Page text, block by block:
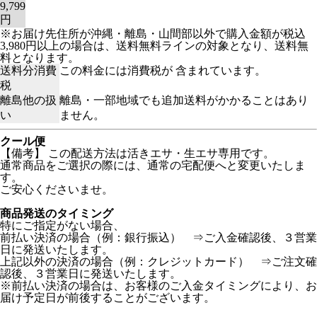
9,799
円
※お届け先住所が沖縄・離島・山間部以外で購入金額が税込
3,980円以上の場合は、送料無料ラインの対象となり、送料無
料となります。
送料分消費
税
この料金には消費税が 含まれています。
離島他の扱
い
離島・一部地域でも追加送料がかかることはあり
ません。
クール便
【備考】
この配送方法は活きエサ・生エサ専用です。
通常商品をご選択の際には、通常の宅配便へと変更いたしま
す。
ご安心くださいませ。
商品発送のタイミング
特にご指定がない場合、
前払い決済の場合（例：銀行振込） ⇒ご入金確認後、３営業
日に発送いたします。
上記以外の決済の場合（例：クレジットカード） ⇒ご注文確
認後、３営業日に発送いたします。
※前払い決済の場合は、お客様のご入金タイミングにより、お
届け予定日が前後することがございます。